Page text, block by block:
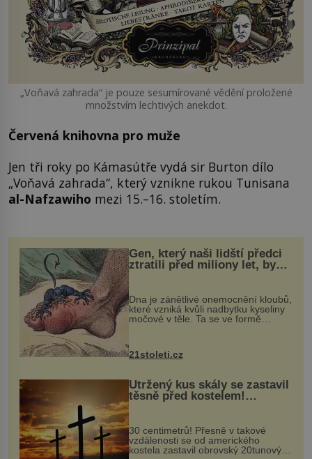
„Voňavá zahrada“ je pouze sesumírované vědění proložené
množstvím lechtivých anekdot.
Červená knihovna pro muže
Jen tři roky po Kámasútře vydá sir Burton dílo
„Voňavá zahrada“, který vznikne rukou Tunisana
al-Nafzawiho mezi 15.–16. stoletím.
Gen, který naši lidští předci
ztratili před miliony let, by
mohl pomoci s léčbou
„nemoci králů“
Dna je zánětlivé onemocnění kloubů,
které vzniká kvůli nadbytku kyseliny
močové v těle. Ta se ve formě
nohou, a způsobuje bole...
21stoleti.cz
Utržený kus skály se zastavil
těsně před kostelem!
Ochránila ho boží síla?
30 centimetrů! Přesně v takové
vzdálenosti se od amerického
kostela zastavil obrovský 20tunový